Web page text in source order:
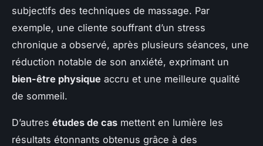
subjectifs des techniques de massage. Par
exemple, une cliente souffrant d’un stress
chronique a observé, après plusieurs séances, une
réduction notable de son anxiété, exprimant un
bien-être physique accru et une meilleure qualité
de sommeil.
D’autres études de cas mettent en lumière les
résultats étonnants obtenus grâce à des